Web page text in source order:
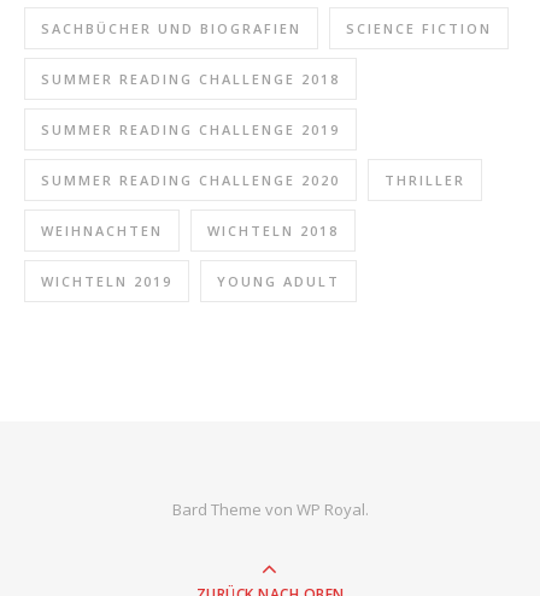
SACHBÜCHER UND BIOGRAFIEN SCIENCE FICTION
SUMMER READING CHALLENGE 2018
SUMMER READING CHALLENGE 2019
SUMMER READING CHALLENGE 2020 THRILLER
WEIHNACHTEN WICHTELN 2018
WICHTELN 2019 YOUNG ADULT
Bard Theme von WP Royal.